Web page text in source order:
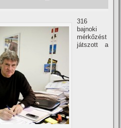
316
bajnoki
mérkőzést
játszott a